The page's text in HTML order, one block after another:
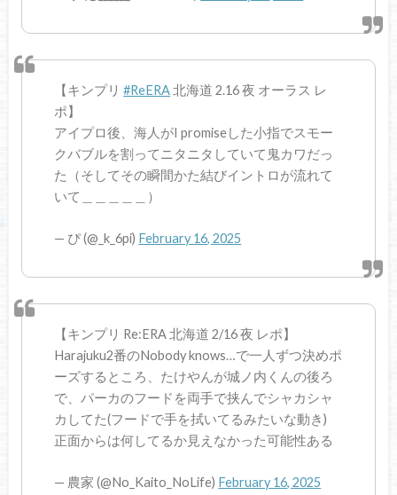
【キンプリ#ReERA北海道 2.16 夜 オーラス レ
ポ】
アイプロ後、海人がI promiseした小指でスモー
クバブルを割ってニタニタしていて鬼カワだっ
た（そしてその瞬間かた結びイントロが流れて
いて＿＿＿＿＿）
— ぴ (@_k_6pi) February 16, 2025
【キンプリ Re:ERA 北海道 2/16 夜 レポ】
Harajuku2番のNobody knows…で一人ずつ決めポ
ーズするところ、たけやんが城ノ内くんの後ろ
で、パーカのフードを両手で挟んでシャカシャ
カしてた(フードで手を拭いてるみたいな動き)
正面からは何してるか見えなかった可能性ある
— 農家 (@No_Kaito_NoLife) February 16, 2025